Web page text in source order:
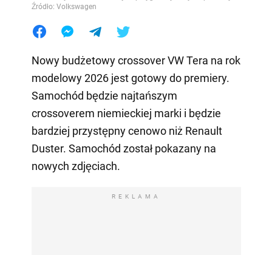
Źródło: Volkswagen
Nowy budżetowy crossover VW Tera na rok
modelowy 2026 jest gotowy do premiery.
Samochód będzie najtańszym
crossoverem niemieckiej marki i będzie
bardziej przystępny cenowo niż Renault
Duster. Samochód został pokazany na
nowych zdjęciach.
REKLAMA